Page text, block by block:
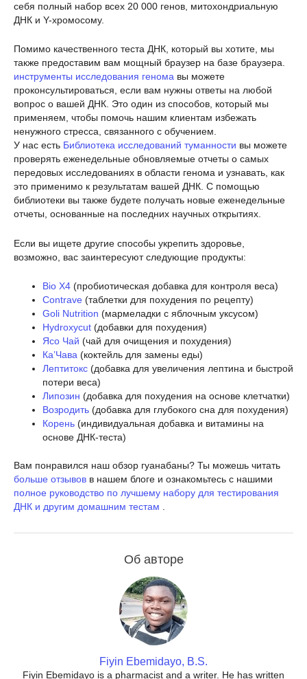
себя полный набор всех 20 000 генов, митохондриальную
ДНК и Y-хромосому.
Помимо качественного теста ДНК, который вы хотите, мы
также предоставим вам мощный браузер на базе браузера.
инструменты исследования генома вы можете
проконсультироваться, если вам нужны ответы на любой
вопрос о вашей ДНК. Это один из способов, который мы
применяем, чтобы помочь нашим клиентам избежать
ненужного стресса, связанного с обучением.
У нас есть Библиотека исследований туманности вы можете
проверять еженедельные обновляемые отчеты о самых
передовых исследованиях в области генома и узнавать, как
это применимо к результатам вашей ДНК. С помощью
библиотеки вы также будете получать новые еженедельные
отчеты, основанные на последних научных открытиях.
Если вы ищете другие способы укрепить здоровье,
возможно, вас заинтересуют следующие продукты:
Bio X4 (пробиотическая добавка для контроля веса)
Contrave (таблетки для похудения по рецепту)
Goli Nutrition (мармеладки с яблочным уксусом)
Hydroxycut (добавки для похудения)
Ясо Чай (чай для очищения и похудения)
Ка’Чава (коктейль для замены еды)
Лептитокс (добавка для увеличения лептина и быстрой
потери веса)
Липозин (добавка для похудения на основе клетчатки)
Возродить (добавка для глубокого сна для похудения)
Корень (индивидуальная добавка и витамины на
основе ДНК-теста)
Вам понравился наш обзор гуанабаны? Ты можешь читать
больше отзывов в нашем блоге и ознакомьтесь с нашими
полное руководство по лучшему набору для тестирования
ДНК и другим домашним тестам .
Об авторе
Fiyin Ebemidayo, B.S.
Fiyin Ebemidayo is a pharmacist and a writer. He has written